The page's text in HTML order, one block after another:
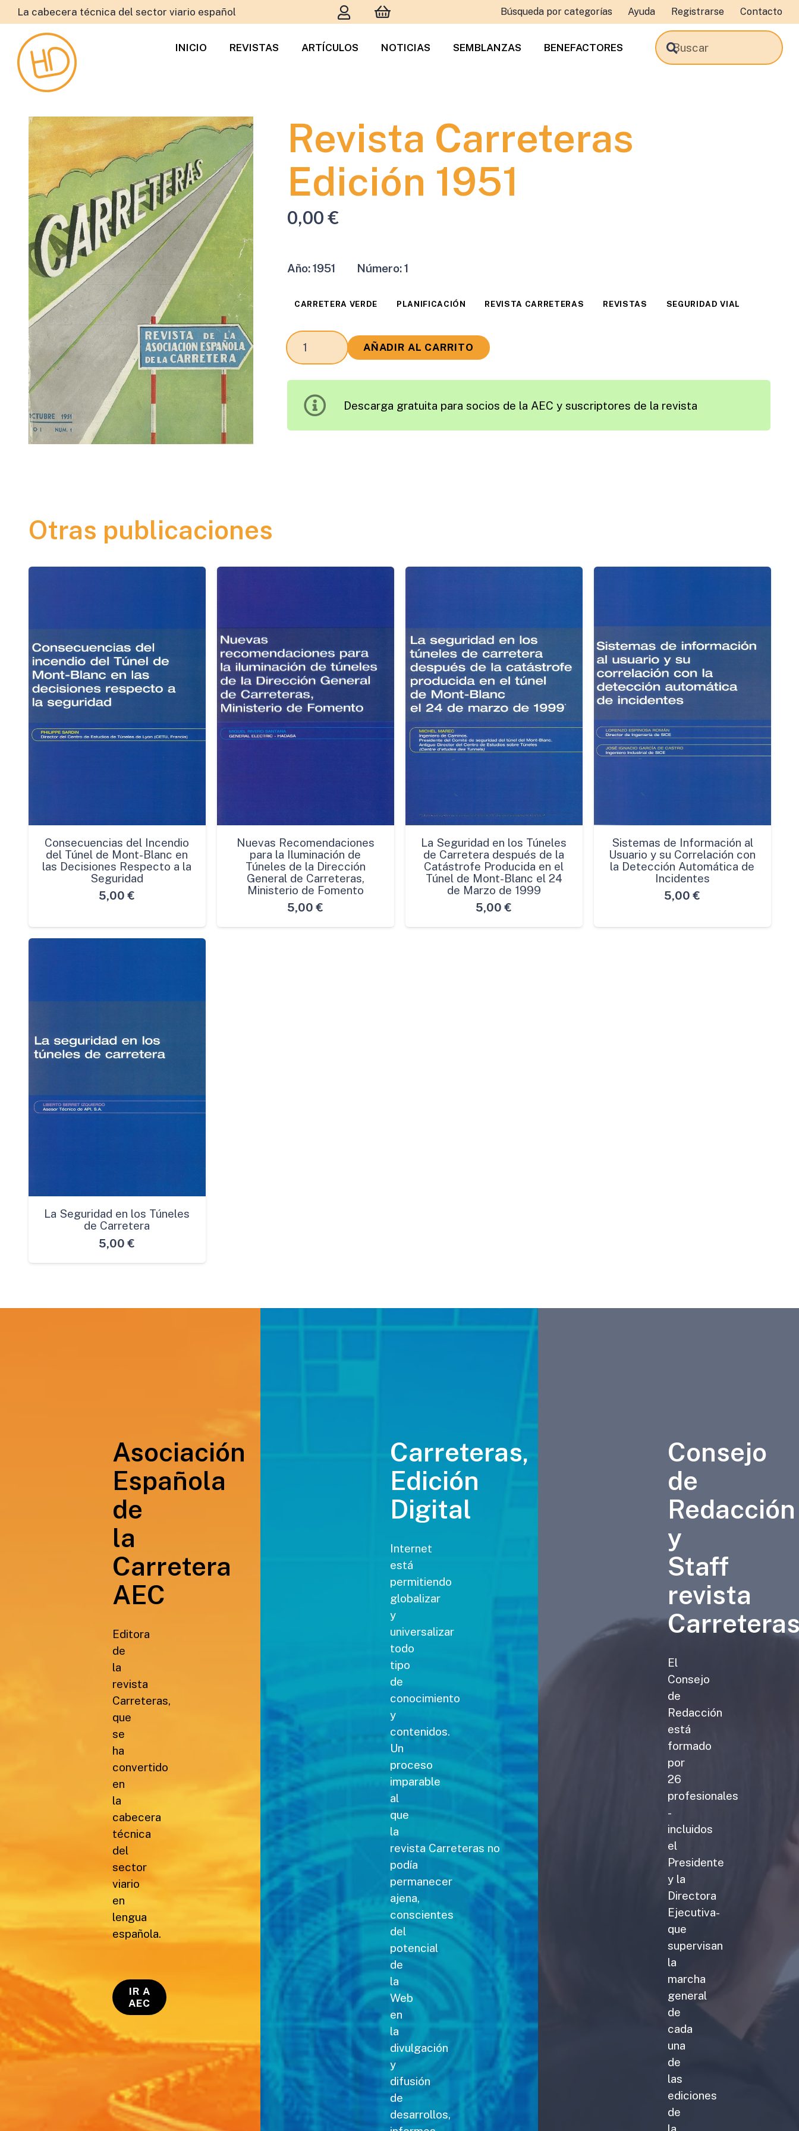
La cabecera técnica del sector viario español Búsqueda por categorías Ayuda Registrarse Contacto
INICIO REVISTAS ARTÍCULOS NOTICIAS SEMBLANZAS BENEFACTORES
Revista Carreteras
Edición 1951
0,00€
Año:1951 Número:1
CARRETERA VERDE PLANIFICACIÓN REVISTA CARRETERAS REVISTAS SEGURIDAD VIAL
Revista
Carreteras
cantidad
AÑADIR AL CARRITO
Descarga gratuita para socios de la AEC y suscriptores de la revista
Otras publicaciones
Consecuencias del Incendio
del Túnel de Mont-Blanc en
las Decisiones Respecto a la
Seguridad
5,00 €
Nuevas Recomendaciones
para la Iluminación de
Túneles de la Dirección
General de Carreteras,
Ministerio de Fomento
5,00 €
La Seguridad en los Túneles
de Carretera después de la
Catástrofe Producida en el
Túnel de Mont-Blanc el 24
de Marzo de 1999
5,00 €
Sistemas de Información al
Usuario y su Correlación con
la Detección Automática de
Incidentes
5,00 €
La Seguridad en los Túneles
de Carretera
5,00 €
Asociación
Española
de
la
Carretera
AEC
Editora
de
la
revista
Carreteras,
que
se
ha
convertido
en
la
cabecera
técnica
del
sector
viario
en
lengua
española.
IR A
AEC
Carreteras,
Edición
Digital
Internet
está
permitiendo
globalizar
y
universalizar
todo
tipo
de
conocimiento
y
contenidos.
Un
proceso
imparable
al
que
la
revista Carreteras no
podía
permanecer
ajena,
conscientes
del
potencial
de
la
Web
en
la
divulgación
y
difusión
de
desarrollos,
Consejo
de
Redacción
y
Staff
revista
El
Consejo
de
Redacción
está
formado
por
26
profesionales
-
incluidos
el
Presidente
y la
Directora
Ejecutiva-
que
supervisan
la
marcha
general
de
cada
una
de
las
ediciones
de